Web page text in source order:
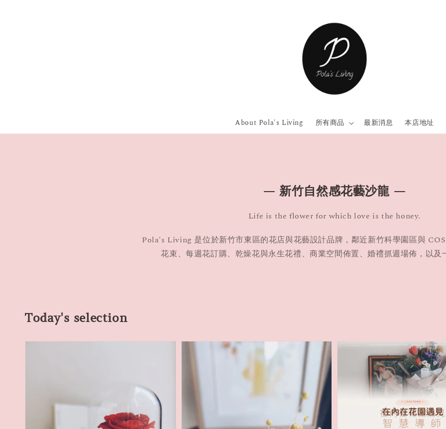
About Pola's Living 所有商品 最新消息 本店地址
— 新竹自然感花藝沙龍 —
Life is the flower for which love is the honey.
Pola's Living 是位於新竹市東區的花店與花藝設計品牌，鄰近新竹科學園區與
花束、每週花訂購、乾燥花與永生花禮、商業空間佈置、婚禮抓週場佈，以及
Today's selection